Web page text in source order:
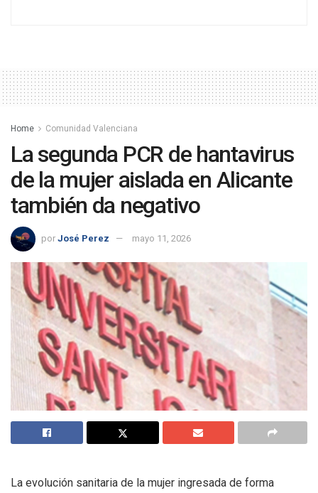
Home Comunidad Valenciana
La segunda PCR de hantavirus
de la mujer aislada en Alicante
también da negativo
por José Perez mayo 11, 2026
La evolución sanitaria de la mujer ingresada de forma